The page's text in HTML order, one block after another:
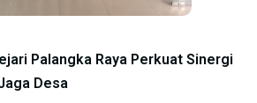
Palangka Raya Perkuat Sinergi
Desa